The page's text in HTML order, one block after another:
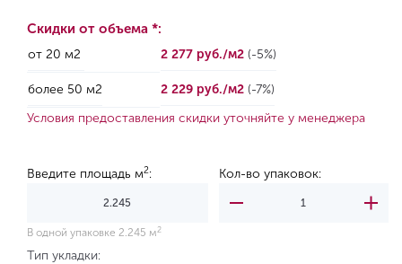
Скидки от объема *:
от 20 м2 2 277 руб./м2 (-5%)
более 50 м2 2 229 руб./м2 (-7%)
Условия предоставления скидки уточняйте у менеджера
Введите площадь м2: Кол-во упаковок:
В одной упаковке 2.245 м 2
Тип укладки: